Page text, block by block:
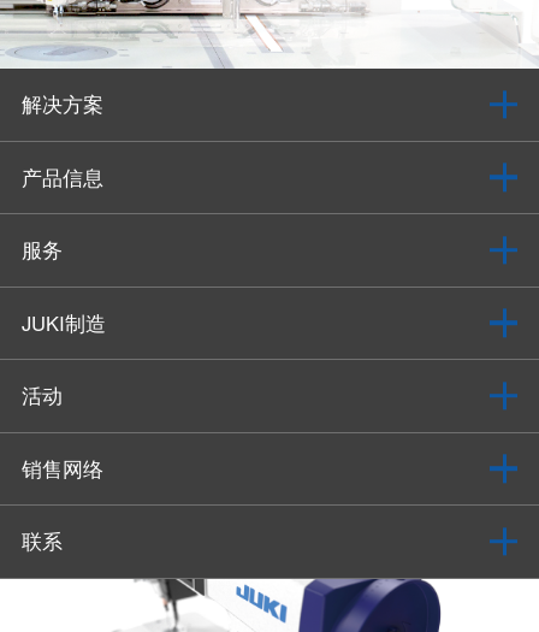
解决方案
产品信息
服务
JUKI制造
活动
销售网络
联系